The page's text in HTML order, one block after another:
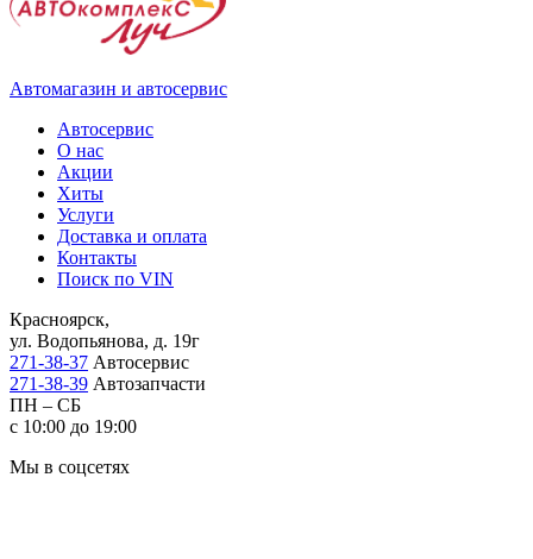
Автомагазин и автосервис
Автосервис
О нас
Акции
Хиты
Услуги
Доставка и оплата
Контакты
Поиск по VIN
Красноярск,
ул. Водопьянова, д. 19г
271-38-37 Автосервис
271-38-39 Автозапчасти
ПН – СБ
с 10:00 до 19:00
Мы в соцсетях